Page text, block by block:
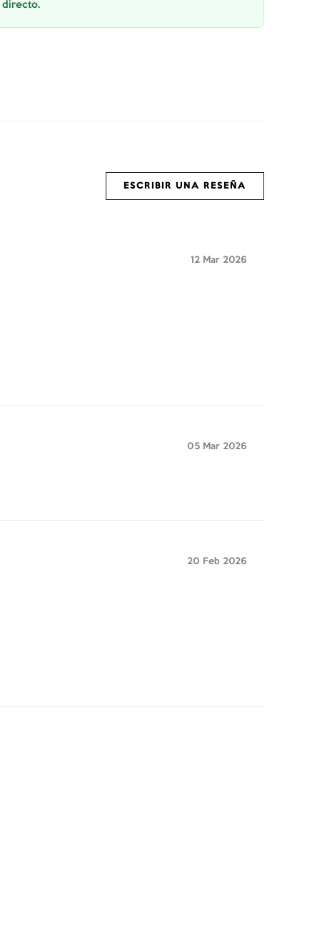
directo.
ESCRIBIR UNA RESEÑA
12 Mar 2026
05 Mar 2026
20 Feb 2026